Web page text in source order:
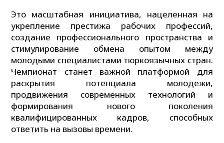
Это масштабная инициатива, нацеленная на
укрепление престижа рабочих профессий,
создание профессионального пространства и
стимулирование обмена опытом между
молодыми специалистами тюркоязычных стран.
Чемпионат станет важной платформой для
раскрытия потенциала молодежи,
продвижения современных технологий и
формирования нового поколения
квалифицированных кадров, способных
ответить на вызовы времени.